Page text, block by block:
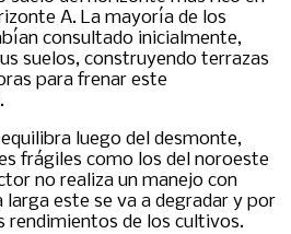
A. La mayoría de los
consultado inicialmente,
suelos, construyendo terrazas
para frenar este
luego del desmonte,
frágiles como los del noroeste
no realiza un manejo con
este se va a degradar y por
rendimientos de los cultivos.